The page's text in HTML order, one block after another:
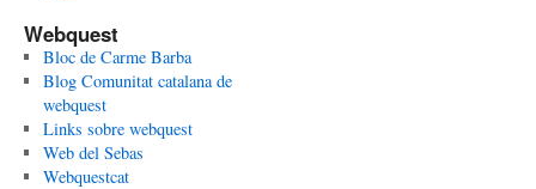
Webquest
Bloc de Carme Barba
Blog Comunitat catalana de
webquest
Links sobre webquest
Web del Sebas
Webquestcat